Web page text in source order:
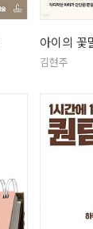
아이의 꽃
김현주